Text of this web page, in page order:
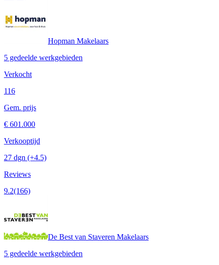
Hopman Makelaars
5 gedeelde werkgebieden
Verkocht
116
Gem. prijs
€ 601.000
Verkooptijd
27 dgn (+4.5)
Reviews
9.2(166)
De Best van Staveren Makelaars
5 gedeelde werkgebieden